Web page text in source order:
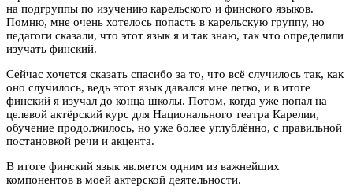
на подгруппы по изучению карельского и финского языков.
Помню, мне очень хотелось попасть в карельскую группу, но
педагоги сказали, что этот язык я и так знаю, так что определили
изучать финский.
Сейчас хочется сказать спасибо за то, что всё случилось так, как
оно случилось, ведь этот язык давался мне легко, и в итоге
финский я изучал до конца школы. Потом, когда уже попал на
целевой актёрский курс для Национального театра Карелии,
обучение продолжилось, но уже более углублённо, с правильной
постановкой речи и акцента.
В итоге финский язык является одним из важнейших
компонентов в моей актерской деятельности.